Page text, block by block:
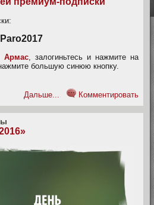
Армас, залогиньтесь и нажмите на
большую синюю кнопку.
Дальше...
Комментировать